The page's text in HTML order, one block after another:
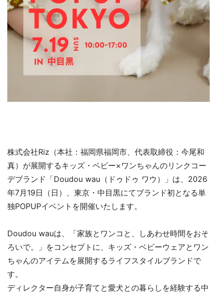
株式会社Riz（本社：福岡県福岡市、代表取締役：今尾和
真）が展開するキッズ・ベビー×ワンちゃんのリンクコー
デブランド「Doudou wau（ドゥドゥ ワウ）」は、2026
年7月19日（日）、東京・中目黒にてブランド初となる単
独POPUPイベントを開催いたします。
Doudou wauは、「家族とワンコと、しあわせ時間をおそ
ろいで。」をコンセプトに、キッズ・ベビーウェアとワン
ちゃんのアイテムを展開するライフスタイルブランドで
す。
ディレクター自身が子育てと愛犬との暮らしを経験する中